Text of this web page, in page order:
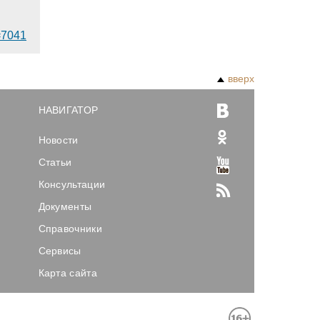
вверх
НАВИГАТОР
Новости
Статьи
Консультации
Документы
Справочники
Сервисы
Карта сайта